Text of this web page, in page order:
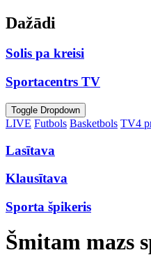
Dažādi
Solis pa kreisi
Sportacentrs TV
Toggle Dropdown
LIVE Futbols Basketbols TV4
Lasītava
Klausītava
Sporta špikeris
Šmitam mazs